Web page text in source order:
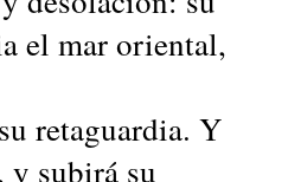
el mar oriental,
retaguardia. Y
y subirá su